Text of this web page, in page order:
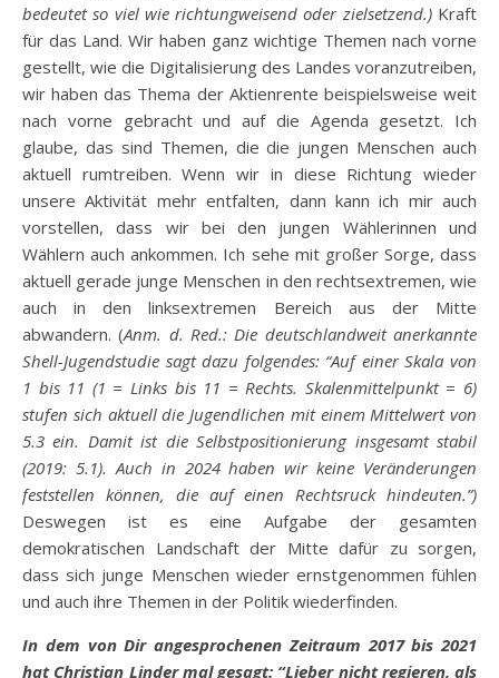
bedeutet so viel wierichtungweisend oder zielsetzend.)Kraft
für das Land. Wir haben ganz wichtige Themen nach vorne
gestellt, wie die Digitalisierung des Landes voranzutreiben,
wir haben das Thema der Aktienrente beispielsweise weit
nach vorne gebracht und auf die Agenda gesetzt. Ich
glaube, das sind Themen, die die jungen Menschen auch
aktuell rumtreiben. Wenn wir in diese Richtung wieder
unsere Aktivität mehr entfalten, dann kann ich mir auch
vorstellen, dass wir bei den jungen Wählerinnen und
Wählern auch ankommen. Ich sehe mit großer Sorge, dass
aktuell gerade junge Menschen in den rechtsextremen, wie
auch in den linksextremen Bereich aus der Mitte
abwandern. (Anm. d. Red.: Die deutschlandweit anerkannte
Shell-Jugendstudie sagt dazu folgendes: “Auf einer Skala von
1 bis 11 (1 = Links bis 11 = Rechts. Skalenmittelpunkt = 6)
stufen sich aktuell die Jugendlichen mit einem Mittelwert von
5.3 ein. Damit ist die Selbstpositionierung insgesamt stabil
(2019: 5.1). Auch in 2024 haben wir keine Veränderungen
feststellen können, die auf einen Rechtsruck hindeuten.”)
Deswegen ist es eine Aufgabe der gesamten
demokratischen Landschaft der Mitte dafür zu sorgen,
dass sich junge Menschen wieder ernstgenommen fühlen
und auch ihre Themen in der Politik wiederfinden.
In dem von Dir angesprochenen Zeitraum 2017 bis 2021
hat Christian Linder mal gesagt: “Lieber nicht regieren, als